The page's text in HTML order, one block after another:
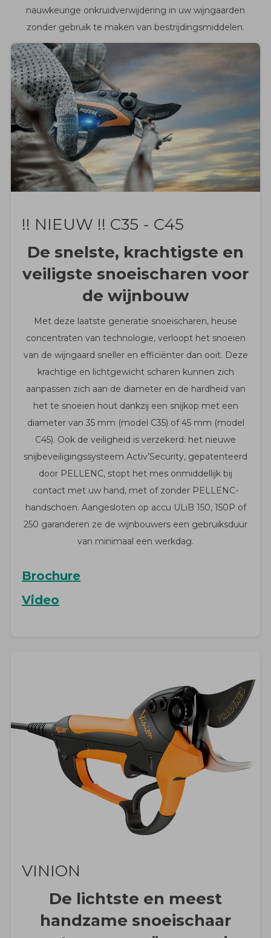
nauwkeurige onkruidverwijdering in uw wijngaarden
zonder gebruik te maken van bestrijdingsmiddelen.
!! NIEUW !! C35 - C45
De snelste, krachtigste en
veiligste snoeischaren voor
de wijnbouw
Met deze laatste generatie snoeischaren, heuse
concentraten van technologie, verloopt het snoeien
van de wijngaard sneller en efficiënter dan ooit. Deze
krachtige en lichtgewicht scharen kunnen zich
aanpassen zich aan de diameter en de hardheid van
het te snoeien hout dankzij een snijkop met een
diameter van 35 mm (model C35) of 45 mm (model
C45). Ook de veiligheid is verzekerd: het nieuwe
snijbeveiligingssysteem Activ’Security, gepatenteerd
door PELLENC, stopt het mes onmiddellijk bij
contact met uw hand, met of zonder PELLENC-
handschoen. Aangesloten op accu ULiB 150, 150P of
250 garanderen ze de wijnbouwers een gebruiksduur
van minimaal een werkdag.
Brochure
Video
VINION
De lichtste en meest
handzame snoeischaar